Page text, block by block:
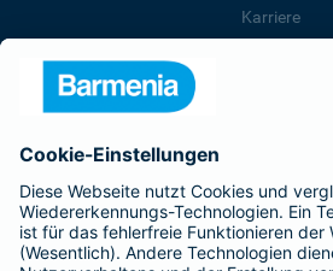
Karriere
Barmenia ist Teil der
BELIEBTE
Kranken-